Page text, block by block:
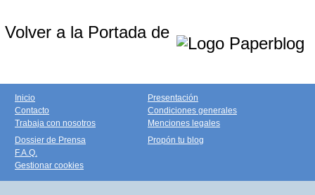
Volver a la Portada de
Inicio
Contacto
Trabaja con nosotros
Presentación
Condiciones generales
Menciones legales
Dossier de Prensa
F.A.Q.
Gestionar cookies
Propón tu blog